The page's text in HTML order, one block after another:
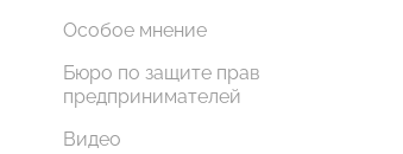
Особое мнение
Бюро по защите прав
предпринимателей
Видео